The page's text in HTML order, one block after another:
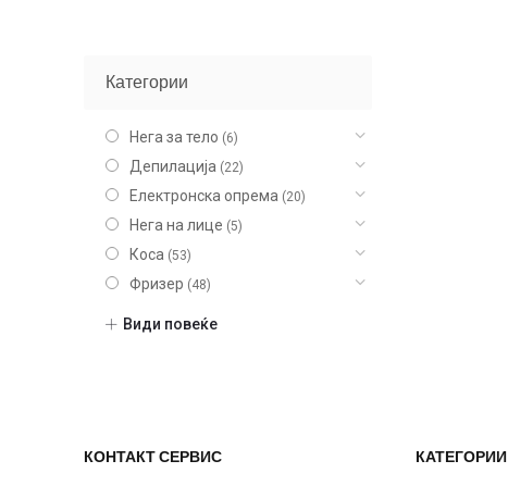
Категории
Нега за тело (6)
Депилација (22)
Електронска опрема (20)
Нега на лице (5)
Коса (53)
Фризер (48)
(20)
Парфеми (104)
Види повеќе
КОНТАКТ СЕРВИС КАТЕГОРИИ